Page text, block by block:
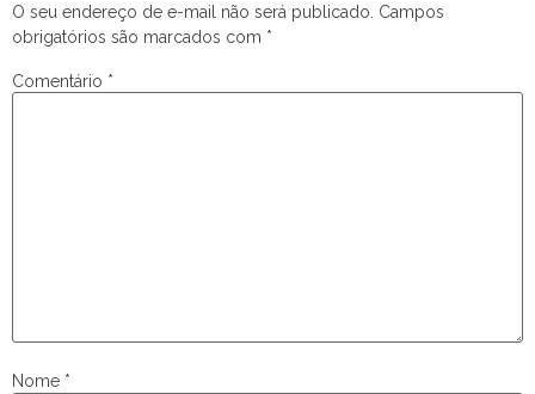
O seu endereço de e-mail não será publicado. Campos
obrigatórios são marcados com *
Comentário *
Nome *